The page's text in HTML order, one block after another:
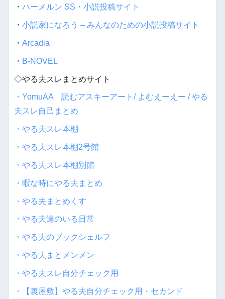
・ ハーメルン SS・小説投稿サイト
・ 小説家になろう – みんなのための小説投稿サイト
・ Arcadia
・ B-NOVEL
◇やる夫スレまとめサイト
・YomuAA 読むアスキーアート/ よむえーえー / やる
夫スレ自己まとめ
・やる夫スレ本棚
・やる夫スレ本棚2号館
・やる夫スレ本棚別館
・暇な時にやる夫まとめ
・やる夫まとめくす
・やる夫達のいる日常
・やる夫のブックシェルフ
・やる夫まとメンメン
・やる夫スレ自分チェック用
・【裏屋敷】やる夫自分チェック用・セカンド